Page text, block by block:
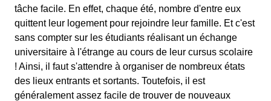
tâche facile. En effet, chaque été, nombre d'entre eux
quittent leur logement pour rejoindre leur famille. Et c'est
sans compter sur les étudiants réalisant un échange
universitaire à l'étrange au cours de leur cursus scolaire
! Ainsi, il faut s'attendre à organiser de nombreux états
des lieux entrants et sortants. Toutefois, il est
généralement assez facile de trouver de nouveaux